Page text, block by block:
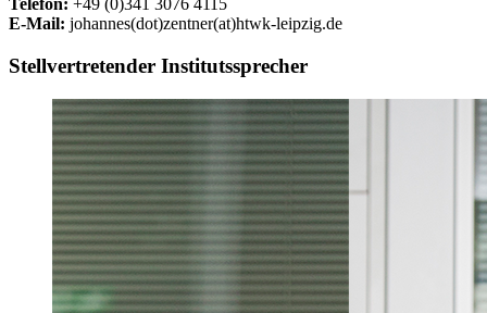
Telefon: +49 (0)341 3076 4115
E-Mail: johannes(dot)zentner(at)htwk-leipzig.de
Stellvertretender Institutssprecher